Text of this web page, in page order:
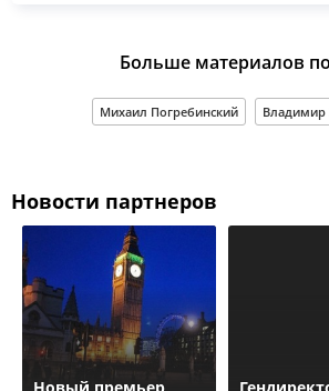
Больше материалов
Михаил Погребинский Владимир
Новости партнеров